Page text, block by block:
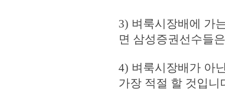
3) 벼룩시장배에 가
면 삼성증권선수들
4) 벼룩시장배가 아
가장 적절 할 것입니